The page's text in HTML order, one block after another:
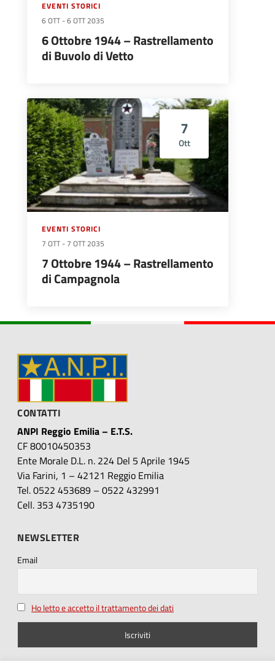
EVENTI STORICI
6 OTT -6 OTT 2035
6 Ottobre 1944 – Rastrellamento
di Buvolo di Vetto
7
Ott
EVENTI STORICI
7 OTT - 7 OTT 2035
7 Ottobre 1944 – Rastrellamento
di Campagnola
CONTATTI
ANPI Reggio Emilia – E.T.S.
CF 80010450353
Ente Morale D.L. n. 224 Del 5 Aprile 1945
Via Farini, 1 – 42121 Reggio Emilia
Tel. 0522 453689 – 0522 432991
Cell. 353 4735190
NEWSLETTER
Email
Ho letto e accetto il trattamento dei dati